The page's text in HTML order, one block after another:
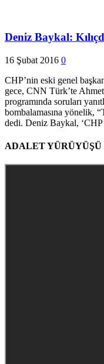
Deniz Baykal:
16 Şubat 2016 0
CHP’nin eski genel
gece, CNN Türk’te
programında soruları
bombalamasına yönelik,
dedi. Deniz Baykal,
ADALET YÜRÜYÜŞÜ